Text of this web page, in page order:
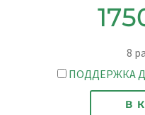
8
ПОДДЕРЖКА
В